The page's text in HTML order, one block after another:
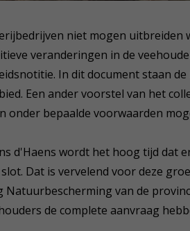
niet mogen uitbreiden
veranderingen in de
In dit document staan
Een ander voorstel van het
onder bepaalde voorwaarden
d'Haens wordt het hoog tijd dat
Dat is vervelend voor deze
Natuurbescherming van de
de complete aanvraag